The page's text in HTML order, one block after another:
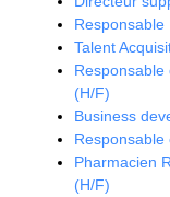
Responsable
Talent
Responsable
(H/F)
Business
Responsable
Pharmacien
(H/F)